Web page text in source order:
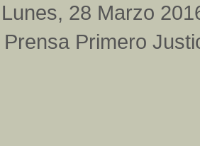
28 Marzo
Primero